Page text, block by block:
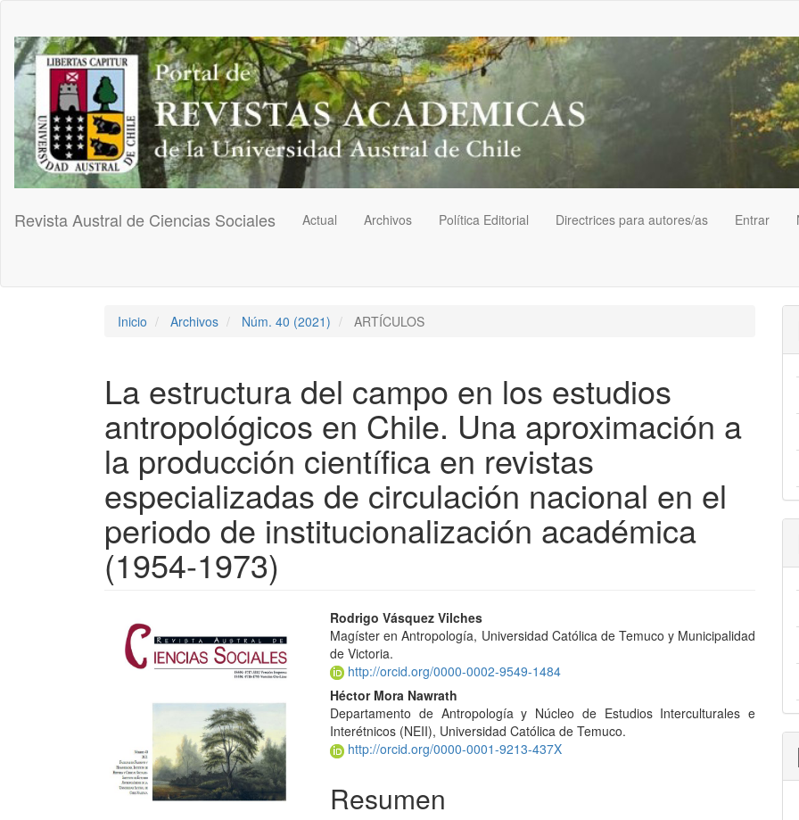
Contenido
principal
Barra
lateral
Revista Austral de Ciencias Sociales Actual Archivos Política Editorial Directrices para autores/as Entrar
Inicio Archivos Núm. 40 (2021) ARTÍCULOS
La estructura del campo en los estudios
antropológicos en Chile. Una aproximación a
la producción científica en revistas
especializadas de circulación nacional en el
periodo de institucionalización académica
(1954-1973)
Barra
lateral
del
artículo
Contenido
principal
del
artículo
Rodrigo Vásquez Vilches
Magíster en Antropología, Universidad Católica de Temuco y Municipalidad
de Victoria.
http://orcid.org/0000-0002-9549-1484
Héctor Mora Nawrath
Departamento de Antropología y Núcleo de Estudios Interculturales e
Interétnicos (NEII), Universidad Católica de Temuco.
http://orcid.org/0000-0001-9213-437X
Resumen